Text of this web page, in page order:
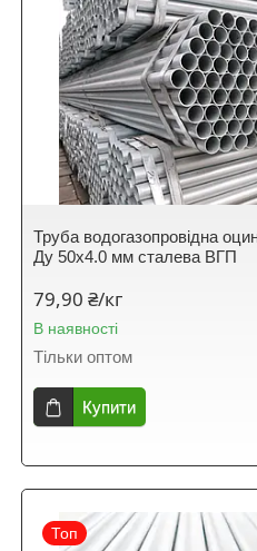
Труба водогазопровідна
Ду 50х4.0 мм сталева ВГП
79,90 ₴/кг
В наявності
Тільки оптом
Купити
Топ